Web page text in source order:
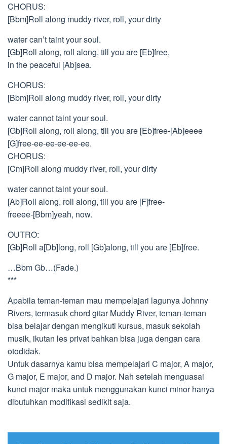
CHORUS:
[Bbm]Roll along muddy river, roll, your dirty
water can’t taint your soul.
[Gb]Roll along, roll along, till you are [Eb]free,
in the peaceful [Ab]sea.
CHORUS:
[Bbm]Roll along muddy river, roll, your dirty
water cannot taint your soul.
[Gb]Roll along, roll along, till you are [Eb]free-[Ab]eeee
[G]free-ee-ee-ee-ee-ee.
CHORUS:
[Cm]Roll along muddy river, roll, your dirty
water cannot taint your soul.
[Ab]Roll along, roll along, till you are [F]free-
freeee-[Bbm]yeah, now.
OUTRO:
[Gb]Roll a[Db]long, roll [Gb]along, till you are [Eb]free.
…Bbm Gb…(Fade.)
***
Apabila teman-teman mau mempelajari lagunya Johnny
Rivers, termasuk chord gitar Muddy River, teman-teman
bisa belajar dengan mengikuti kursus, masuk sekolah
musik, ikutan les privat bahkan bisa juga dengan cara
otodidak.
Untuk dasarnya kamu bisa mempelajari C major, A major,
G major, E major, and D major. Nah setelah menguasai
kunci major maka untuk menggunakan kunci minor hanya
dibutuhkan modifikasi sedikit saja.